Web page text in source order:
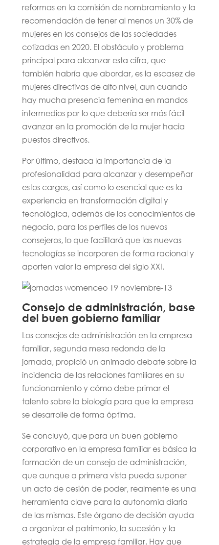
reformas en la comisión de nombramiento y la
recomendación de tener al menos un 30% de
mujeres en los consejos de las sociedades
cotizadas en 2020. El obstáculo y problema
principal para alcanzar esta cifra, que
también habría que abordar, es la escasez de
mujeres directivas de alto nivel, aun cuando
hay mucha presencia femenina en mandos
intermedios por lo que debería ser más fácil
avanzar en la promoción de la mujer hacia
puestos directivos.
Por último, destaca la importancia de la
profesionalidad para alcanzar y desempeñar
estos cargos, así como lo esencial que es la
experiencia en transformación digital y
tecnológica, además de los conocimientos de
negocio, para los perfiles de los nuevos
consejeros, lo que facilitará que las nuevas
tecnologías se incorporen de forma racional y
aporten valor la empresa del siglo XXI.
Consejo de administración, base
del buen gobierno familiar
Los consejos de administración en la empresa
familiar, segunda mesa redonda de la
jornada, propició un animado debate sobre la
incidencia de las relaciones familiares en su
funcionamiento y cómo debe primar el
talento sobre la biología para que la empresa
se desarrolle de forma óptima.
Se concluyó, que para un buen gobierno
corporativo en la empresa familiar es básica la
formación de un consejo de administración,
que aunque a primera vista pueda suponer
un acto de cesión de poder, realmente es una
herramienta clave para la autonomía diaria
de las mismas. Este órgano de decisión ayuda
a organizar el patrimonio, la sucesión y la
estrategia de la empresa familiar. Hay que